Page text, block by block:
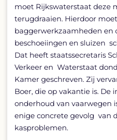
moet Rijkswaterstaat deze
terugdraaien. Hierdoor
baggerwerkzaamheden en
beschoeiingen en sluizen
Dat heeft staatssecretaris
Verkeer en Waterstaat
Kamer geschreven. Zij
Boer, die op vakantie is. De
onderhoud van vaarwegen
enige concrete gevolg van
kasproblemen.